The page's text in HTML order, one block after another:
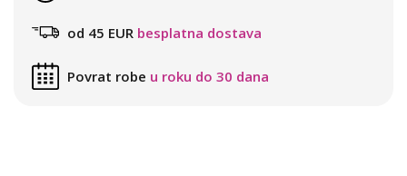
od 45 EUR besplatna dostava
Povrat robe u roku do 30 dana